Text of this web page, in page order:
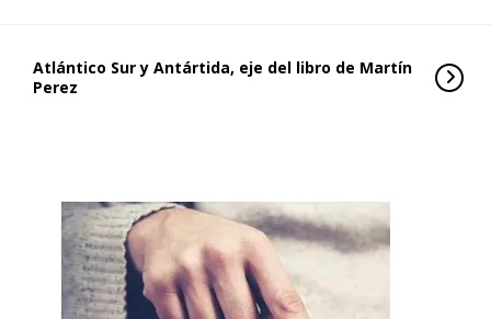
Atlántico Sur y Antártida, eje del libro de Martín
Perez